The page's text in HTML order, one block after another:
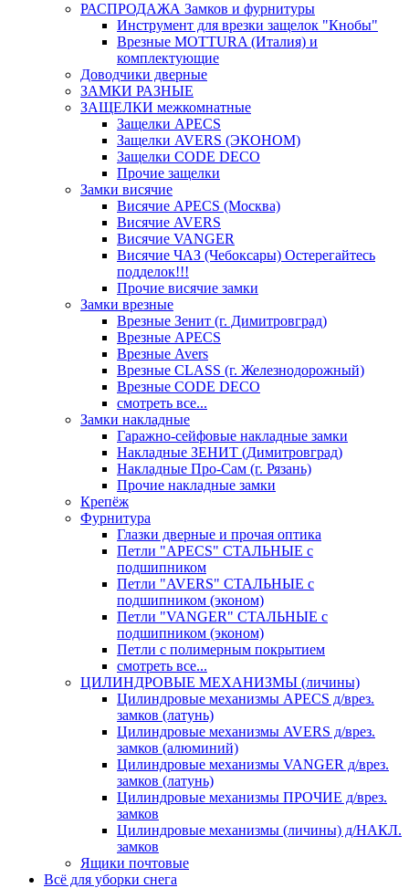
РАСПРОДАЖА Замков и фурнитуры
Инструмент для врезки защелок "Кнобы"
Врезные MOTTURA (Италия) и
комплектующие
Доводчики дверные
ЗАМКИ РАЗНЫЕ
ЗАЩЕЛКИ межкомнатные
Защелки APECS
Защелки AVERS (ЭКОНОМ)
Защелки CODE DECO
Прочие защелки
Замки висячие
Висячие APECS (Москва)
Висячие AVERS
Висячие VANGER
Висячие ЧАЗ (Чебоксары) Остерегайтесь
подделок!!!
Прочие висячие замки
Замки врезные
Врезные Зенит (г. Димитровград)
Врезные APECS
Врезные Avers
Врезные CLASS (г. Железнодорожный)
Врезные CODE DECO
смотреть все...
Замки накладные
Гаражно-сейфовые накладные замки
Накладные ЗЕНИТ (Димитровград)
Накладные Про-Сам (г. Рязань)
Прочие накладные замки
Крепёж
Фурнитура
Глазки дверные и прочая оптика
Петли "APECS" СТАЛЬНЫЕ с
подшипником
Петли "AVERS" СТАЛЬНЫЕ с
подшипником (эконом)
Петли "VANGER" СТАЛЬНЫЕ с
подшипником (эконом)
Петли с полимерным покрытием
смотреть все...
ЦИЛИНДРОВЫЕ МЕХАНИЗМЫ (личины)
Цилиндровые механизмы APECS д/врез.
замков (латунь)
Цилиндровые механизмы AVERS д/врез.
замков (алюминий)
Цилиндровые механизмы VANGER д/врез.
замков (латунь)
Цилиндровые механизмы ПРОЧИЕ д/врез.
замков
Цилиндровые механизмы (личины) д/НАКЛ.
замков
Ящики почтовые
Всё для уборки снега